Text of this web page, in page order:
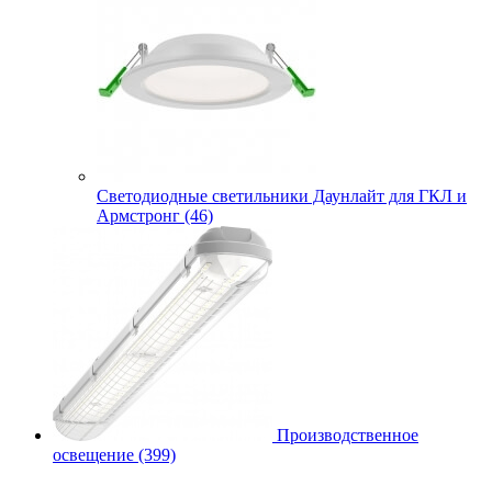
Cветодиодные светильники Даунлайт для ГКЛ и
Армстронг (46)
Производственное
освещение (399)